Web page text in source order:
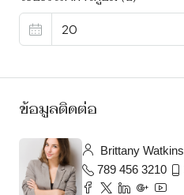
ข้อมูลติดต่อ
Brittany Watkins
789 456 3210